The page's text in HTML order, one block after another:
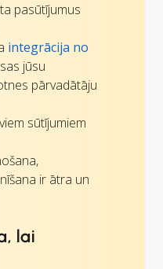
pasūtījumus
integrācija no
jūsu
pārvadātāju
sūtījumiem
ir ātra un
lai